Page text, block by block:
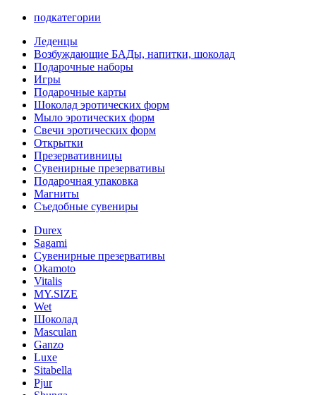
подкатегории
Леденцы
Возбуждающие БАДы, напитки, шоколад
Подарочные наборы
Игры
Подарочные карты
Шоколад эротических форм
Мыло эротических форм
Свечи эротических форм
Открытки
Презервативницы
Сувенирные презервативы
Подарочная упаковка
Магниты
Съедобные сувениры
Durex
Sagami
Сувенирные презервативы
Okamoto
Vitalis
MY.SIZE
Wet
Шоколад
Masculan
Ganzo
Luxe
Sitabella
Pjur